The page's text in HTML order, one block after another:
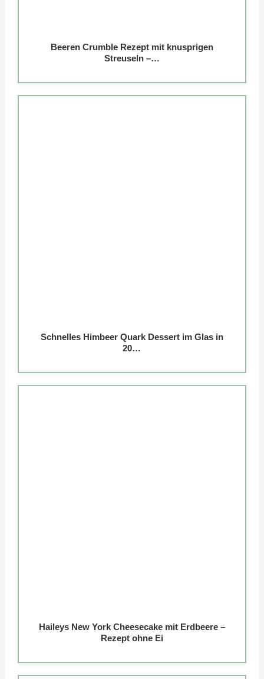
Beeren Crumble Rezept mit knusprigen
Streuseln –…
Schnelles Himbeer Quark Dessert im Glas in
20…
Haileys New York Cheesecake mit Erdbeere –
Rezept ohne Ei